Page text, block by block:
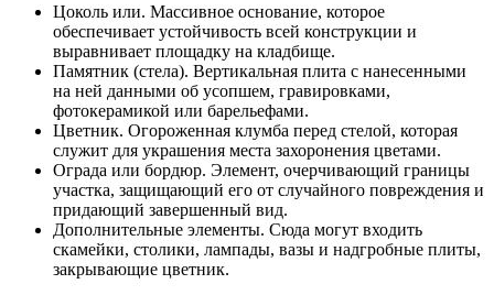
Цоколь или. Массивное основание, которое
обеспечивает устойчивость всей конструкции и
выравнивает площадку на кладбище.
Памятник (стела). Вертикальная плита с нанесенными
на ней данными об усопшем, гравировками,
фотокерамикой или барельефами.
Цветник. Огороженная клумба перед стелой, которая
служит для украшения места захоронения цветами.
Ограда или бордюр. Элемент, очерчивающий границы
участка, защищающий его от случайного повреждения и
придающий завершенный вид.
Дополнительные элементы. Сюда могут входить
скамейки, столики, лампады, вазы и надгробные плиты,
закрывающие цветник.